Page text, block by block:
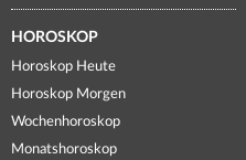
HOROSKOP
Horoskop Heute
Horoskop Morgen
Wochenhoroskop
Monatshoroskop